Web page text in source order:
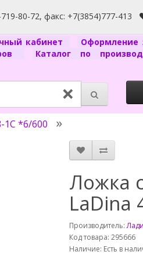
80-72, факс: +7(3854)777-413
кабинет Оформление
Каталог по
×
1С *6/600
Ложка
LaDina
Производитель:
Код товара: 295666
Наличие: Есть в